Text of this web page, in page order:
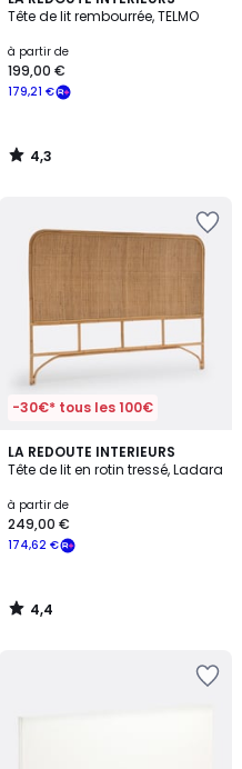
Tête de lit rembourrée, TELMO
à partir de
179,21 €
199,00 €
/ 5
4,3
/
-30€* tous les 100€
LA REDOUTE INTERIEURS
Tête de lit en rotin tressé, Ladara
à partir de
174,62 €
249,00 €
4,4
/ 5
4,4
/